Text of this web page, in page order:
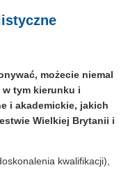
możecie niemal
w tym kierunku i
i akademickie, jakich
Wielkiej Brytanii i
kwalifikacji),